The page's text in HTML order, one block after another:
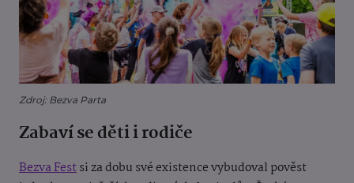
Zdroj: Bezva Parta
Zabaví se děti i rodiče
Bezva Festsi za dobu své existence vybudoval pověst